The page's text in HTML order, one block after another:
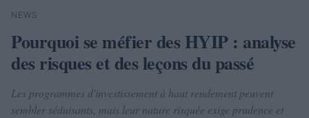
Rechercher
NEWS
Pourquoi se méfier des HYIP : analyse
des risques et des leçons du passé
Les programmes d'investissement à haut rendement peuvent
sembler séduisants, mais leur nature risquée exige prudence et